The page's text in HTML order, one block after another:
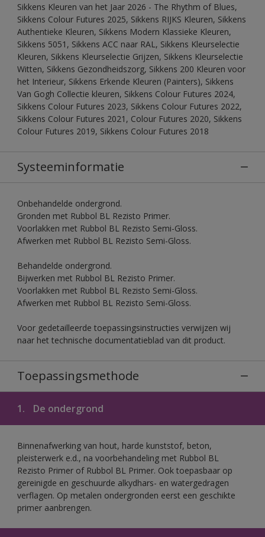
Sikkens Kleuren van het Jaar 2026 - The Rhythm of Blues,
Sikkens Colour Futures 2025, Sikkens RIJKS Kleuren, Sikkens
Authentieke Kleuren, Sikkens Modern Klassieke Kleuren,
Sikkens 5051, Sikkens ACC naar RAL, Sikkens Kleurselectie
Kleuren, Sikkens Kleurselectie Grijzen, Sikkens Kleurselectie
Witten, Sikkens Gezondheidszorg, Sikkens 200 Kleuren voor
het Interieur, Sikkens Erkende Kleuren (Painters), Sikkens
Van Gogh Collectie kleuren, Sikkens Colour Futures 2024,
Sikkens Colour Futures 2023, Sikkens Colour Futures 2022,
Sikkens Colour Futures 2021, Colour Futures 2020, Sikkens
Colour Futures 2019, Sikkens Colour Futures 2018
Systeeminformatie
Onbehandelde ondergrond.
Gronden met Rubbol BL Rezisto Primer.
Voorlakken met Rubbol BL Rezisto Semi-Gloss.
Afwerken met Rubbol BL Rezisto Semi-Gloss.
Behandelde ondergrond.
Bijwerken met Rubbol BL Rezisto Primer.
Voorlakken met Rubbol BL Rezisto Semi-Gloss.
Afwerken met Rubbol BL Rezisto Semi-Gloss.
Voor gedetailleerde toepassingsinstructies verwijzen wij
naar het technische documentatieblad van dit product.
Toepassingsmethode
1. De ondergrond
Binnenafwerking van hout, harde kunststof, beton,
pleisterwerk e.d., na voorbehandeling met Rubbol BL
Rezisto Primer of Rubbol BL Primer. Ook toepasbaar op
gereinigde en geschuurde alkydhars- en watergedragen
verflagen. Op metalen ondergronden eerst een geschikte
primer aanbrengen.